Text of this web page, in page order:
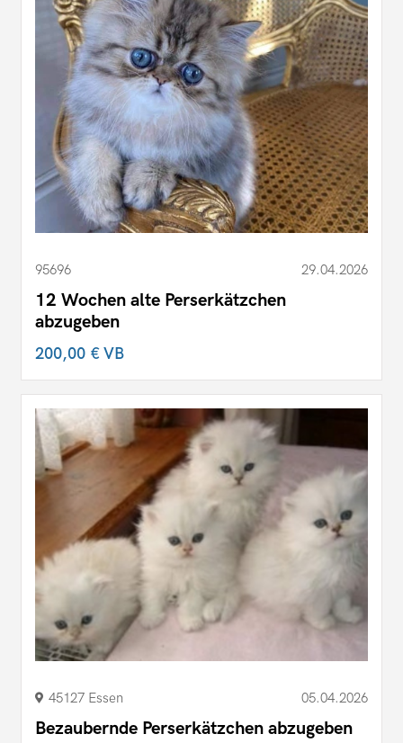
95696 29.04.2026
12 Wochen alte Perserkätzchen
abzugeben
200,00 €VB
45127 Essen 05.04.2026
Bezaubernde Perserkätzchen abzugeben